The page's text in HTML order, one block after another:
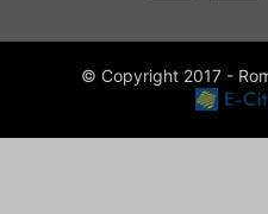
© Copyright 2017 -